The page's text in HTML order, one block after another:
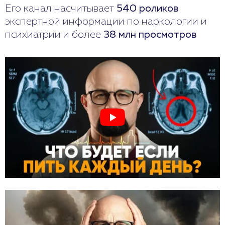
Его канал насчитывает 540 роликов
экспертной информации по наркологии и
психиатрии и более 38 млн просмотров